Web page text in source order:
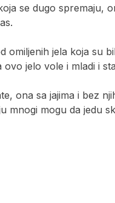
se dugo spremaju,
omiljenih jela koja su
ovo jelo vole i mladi i
ona sa jajima i bez
mnogi mogu da jedu